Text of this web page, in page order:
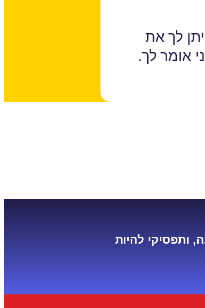
לך את
אומר לך.
ותפסיקי להיות